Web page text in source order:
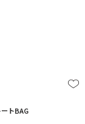
ートBAG